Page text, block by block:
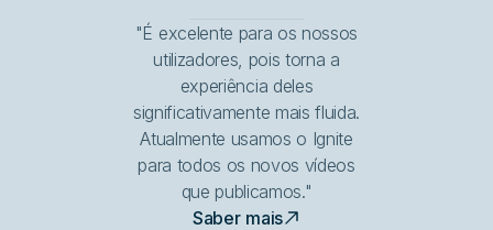
"É excelente para os nossos
utilizadores, pois torna a
experiência deles
significativamente mais fluida.
Atualmente usamos o Ignite
para todos os novos vídeos
que publicamos."
Saber mais